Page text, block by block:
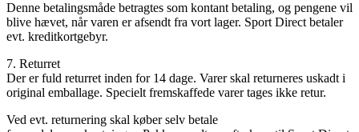
Denne betalingsmåde betragtes som kontant betaling, og pengene vil
blive hævet, når varen er afsendt fra vort lager. Sport Direct betaler
evt. kreditkortgebyr.
7. Returret
Der er fuld returret inden for 14 dage. Varer skal returneres uskadt i
original emballage. Specielt fremskaffede varer tages ikke retur.
Ved evt. returnering skal køber selv betale